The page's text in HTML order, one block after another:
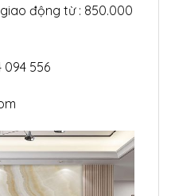
động từ : 850.000
094 556